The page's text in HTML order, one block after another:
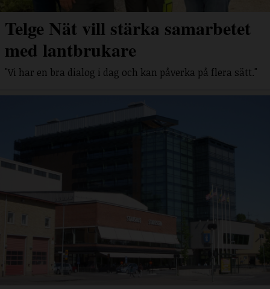
Telge Nät vill stärka samarbetet
med lantbrukare
"Vi har en bra dialog i dag och kan påverka på flera sätt."